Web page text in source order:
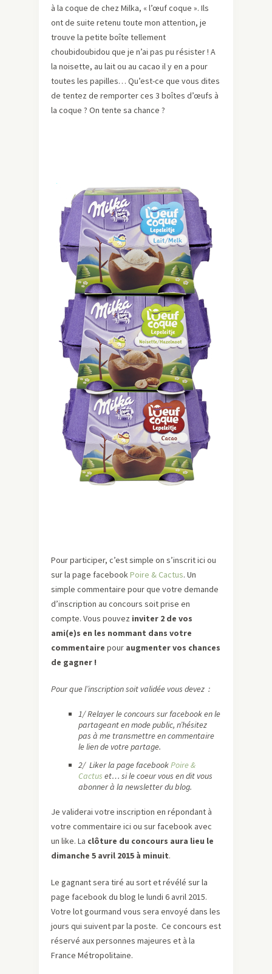
à la coque de chez Milka, « l’œuf coque ». Ils
ont de suite retenu toute mon attention, je
trouve la petite boîte tellement
choubidoubidou que je n’ai pas pu résister ! A
la noisette, au lait ou au cacao il y en a pour
toutes les papilles… Qu’est-ce que vous dites
de tentez de remporter ces 3 boîtes d’œufs à
la coque ? On tente sa chance ?
Pour participer, c’est simple on s’inscrit ici ou
sur la page facebookPoire & Cactus. Un
simple commentaire pour que votre demande
d’inscription au concours soit prise en
compte. Vous pouvez inviter 2 de vos
ami(e)s en les nommant dans votre
commentaire pour augmenter vos chances
de gagner !
Pour que l’inscription soit validée vous devez :
1/ Relayer le concours sur facebook en le
partageant en mode public, n’hésitez
pas à me transmettre en commentaire
le lien de votre partage.
2/ Liker la page facebookPoire &
Cactus et… si le coeur vous en dit vous
abonner à la newsletter du blog.
Je validerai votre inscription en répondant à
votre commentaire ici ou sur facebook avec
un like. La clôture du concours aura lieu le
dimanche 5 avril 2015 à minuit.
Le gagnant sera tiré au sort et révélé sur la
page facebook du blog le lundi 6 avril 2015.
Votre lot gourmand vous sera envoyé dans les
jours qui suivent par la poste. Ce concours est
réservé aux personnes majeures et à la
France Métropolitaine.